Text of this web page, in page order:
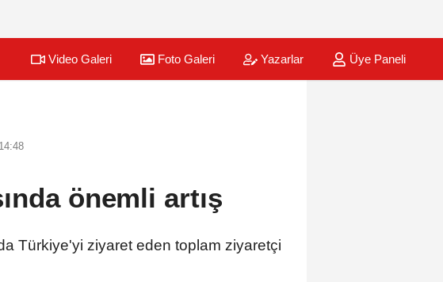
Video Galeri Foto Galeri Yazarlar Üye Paneli
önemli artış
Türkiye'yi ziyaret eden toplam ziyaretçi